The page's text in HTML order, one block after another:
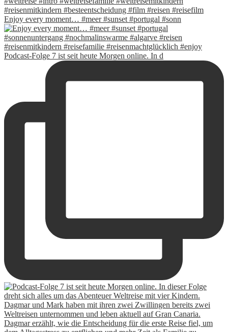
Enjoy every moment… #meer #sunset #portugal #sonn
Podcast-Folge 7 ist seit heute Morgen online. In d